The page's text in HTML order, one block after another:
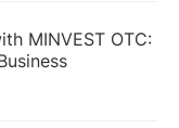
MINVEST OTC: